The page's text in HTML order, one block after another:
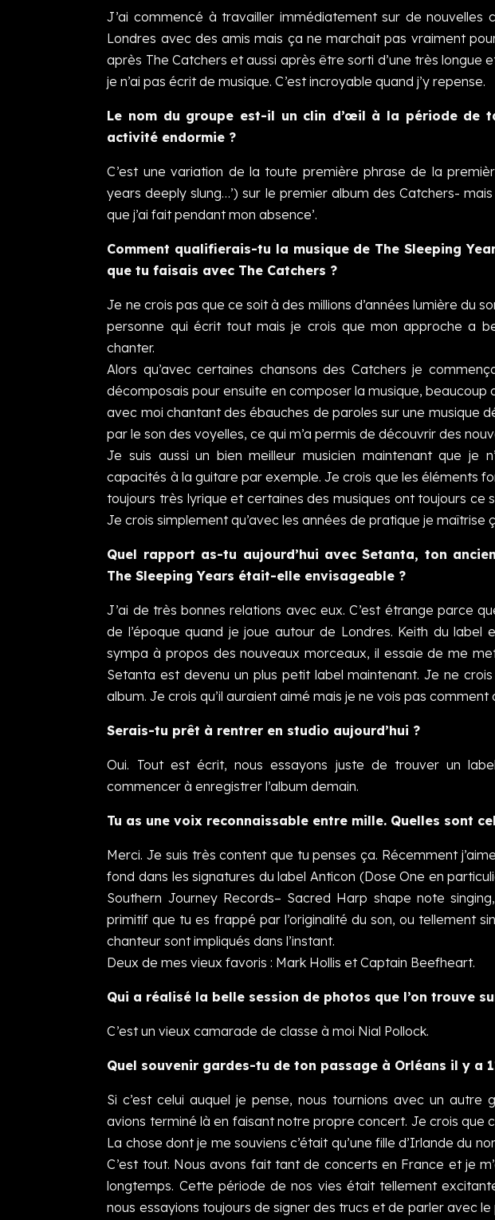
J’ai commencé à travailler immédiatement sur de nouvelles
Londres avec des amis mais ça ne marchait pas vraiment
après The Catchers et aussi après être sorti d’une très longue
je n’ai pas écrit de musique. C’est incroyable quand j’y repense.
Le nom du groupe est-il un clin d’œil à la période de
activité endormie ?
C’est une variation de la toute première phrase de la
years deeply slung…’) sur le premier album des Catchers-
que j’ai fait pendant mon absence’.
Comment qualifierais-tu la musique de The Sleeping
que tu faisais avec The Catchers ?
Je ne crois pas que ce soit à des millions d’années lumière du
personne qui écrit tout mais je crois que mon approche a
chanter.
Alors qu’avec certaines chansons des Catchers je
décomposais pour ensuite en composer la musique, beaucoup
avec moi chantant des ébauches de paroles sur une musique
par le son des voyelles, ce qui m’a permis de découvrir des
Je suis aussi un bien meilleur musicien maintenant que je
capacités à la guitare par exemple. Je crois que les éléments
toujours très lyrique et certaines des musiques ont toujours ce
Je crois simplement qu’avec les années de pratique je maîtrise
Quel rapport as-tu aujourd’hui avec Setanta, ton
The Sleeping Years était-elle envisageable ?
J’ai de très bonnes relations avec eux. C’est étrange parce
de l’époque quand je joue autour de Londres. Keith du
sympa à propos des nouveaux morceaux, il essaie de me
Setanta est devenu un plus petit label maintenant. Je ne
album. Je crois qu’il auraient aimé mais je ne vois pas
Serais-tu prêt à rentrer en studio aujourd’hui ?
Oui. Tout est écrit, nous essayons juste de trouver un
commencer à enregistrer l’album demain.
Tu as une voix reconnaissable entre mille. Quelles sont
Merci. Je suis très content que tu penses ça. Récemment
fond dans les signatures du label Anticon (Dose One en
Southern Journey Records– Sacred Harp shape note
primitif que tu es frappé par l’originalité du son, ou tellement
chanteur sont impliqués dans l’instant.
Deux de mes vieux favoris : Mark Hollis et Captain Beefheart.
Qui a réalisé la belle session de photos que l’on trouve
C’est un vieux camarade de classe à moi Nial Pollock.
Quel souvenir gardes-tu de ton passage à Orléans il y a
Si c’est celui auquel je pense, nous tournions avec un autre
avions terminé là en faisant notre propre concert. Je crois que
La chose dont je me souviens c’était qu’une fille d’Irlande du
C’est tout. Nous avons fait tant de concerts en France et je
longtemps. Cette période de nos vies était tellement
nous essayions toujours de signer des trucs et de parler avec